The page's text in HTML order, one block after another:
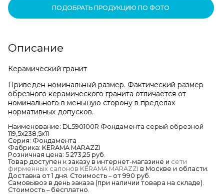
ПОДОБРАТЬ ПРОДУКЦИЮ ПО ФОТО
Описание
Керамический гранит
Приведен номинальный размер. Фактический размер
обрезного керамического гранита отличается от
номинального в меньшую сторону в пределах
нормативных допусков.
Наименование: DL590100R Фондамента серый обрезной
119,5х238,5х11
Серия: Фондамента
Фабрика: KERAMA MARAZZI
Розничная цена: 5 273,25 руб.
Товар доступен к заказу в интернет-магазине и сети
фирменных салонов KERAMA MARAZZI в Москве и области.
Доставка от 1 дня. Стоимость – от 990 руб.
Самовывоз в день заказа (при наличии товара на складе).
Стоимость – бесплатно.